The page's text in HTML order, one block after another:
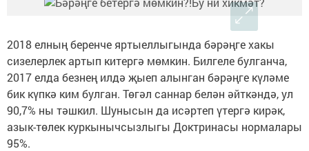
2018 елның беренче яртыеллыгында бәрәңге хакы
сизелерлек артып китергә мөмкин. Билгеле булганча,
2017 елда безнең илдә җыеп алынган бәрәңге күләме
бик күпкә ким булган. Төгәл саннар белән әйткәндә, ул
90,7% ны тәшкил. Шунысын да исәртеп үтергә кирәк,
азык-төлек куркынычсызлыгы Доктринасы нормалары
95%.